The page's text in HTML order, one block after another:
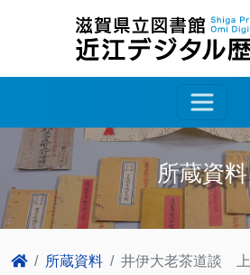
所蔵資料
所蔵資料 井伊大老茶道談 上